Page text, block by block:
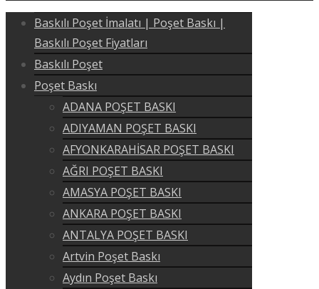
Baskılı Poşet İmalatı | Poşet Baskı |
Baskılı Poşet Fiyatları
Baskılı Poşet
Poşet Baskı
ADANA POŞET BASKI
ADIYAMAN POŞET BASKI
AFYONKARAHİSAR POŞET BASKI
AĞRI POŞET BASKI
AMASYA POŞET BASKI
ANKARA POŞET BASKI
ANTALYA POŞET BASKI
Artvin Poşet Baskı
Aydın Poşet Baskı